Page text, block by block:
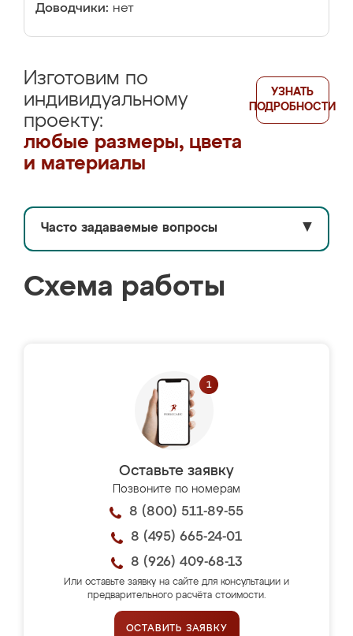
Доводчики: нет
Изготовим по
индивидуальному
проекту:
любые размеры, цвета
и материалы
УЗНАТЬ
ПОДРОБНОСТИ
Часто задаваемые вопросы ▼
Схема работы
Оставьте заявку
Позвоните по номерам
8 (800) 511-89-55
8 (495) 665-24-01
8 (926) 409-68-13
Или оставьте заявку на сайте для консультации и
предварительного расчёта стоимости.
ОСТАВИТЬ ЗАЯВКУ